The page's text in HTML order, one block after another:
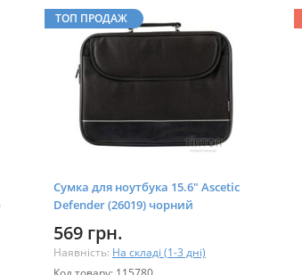
ТОП ПРОДАЖ
Сумка для ноутбука 15.6" Ascetic
Defender (26019) чорний
569 грн.
Наявність: На складі (1-3 дні)